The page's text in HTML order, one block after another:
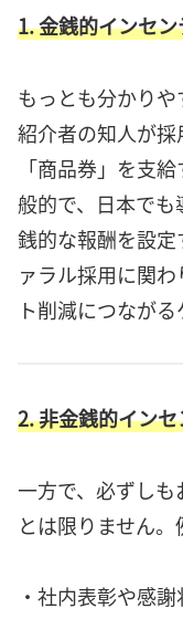
1. 金銭的インセ
もっとも分かりや
紹介者の知人が
「商品券」を支
般的で、日本で
銭的な報酬を設
ァラル採用に関
ト削減につながる
2. 非金銭的イン
一方で、必ずし
とは限りません。
・社内表彰や感